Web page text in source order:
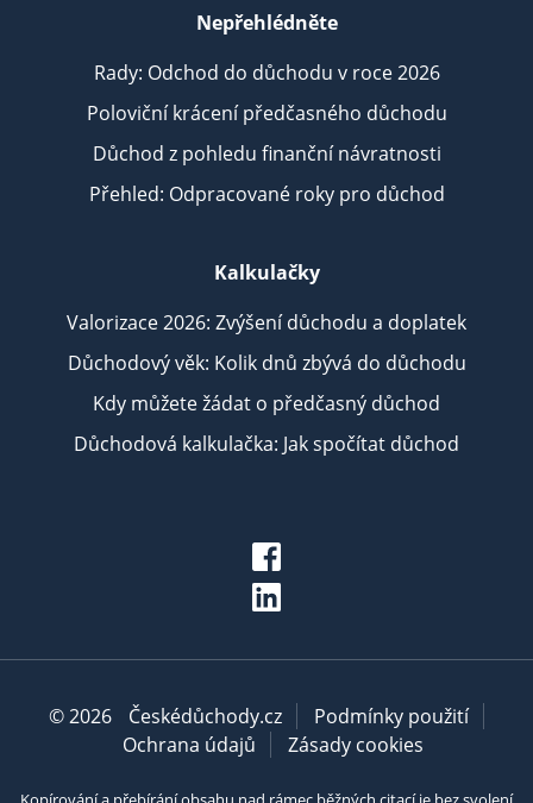
Nepřehlédněte
Rady: Odchod do důchodu v roce 2026
Poloviční krácení předčasného důchodu
Důchod z pohledu finanční návratnosti
Přehled: Odpracované roky pro důchod
Kalkulačky
Valorizace 2026: Zvýšení důchodu a doplatek
Důchodový věk: Kolik dnů zbývá do důchodu
Kdy můžete žádat o předčasný důchod
Důchodová kalkulačka: Jak spočítat důchod
© 2026 Českédůchody.cz
Podmínky použití
Ochrana údajů
Zásady cookies